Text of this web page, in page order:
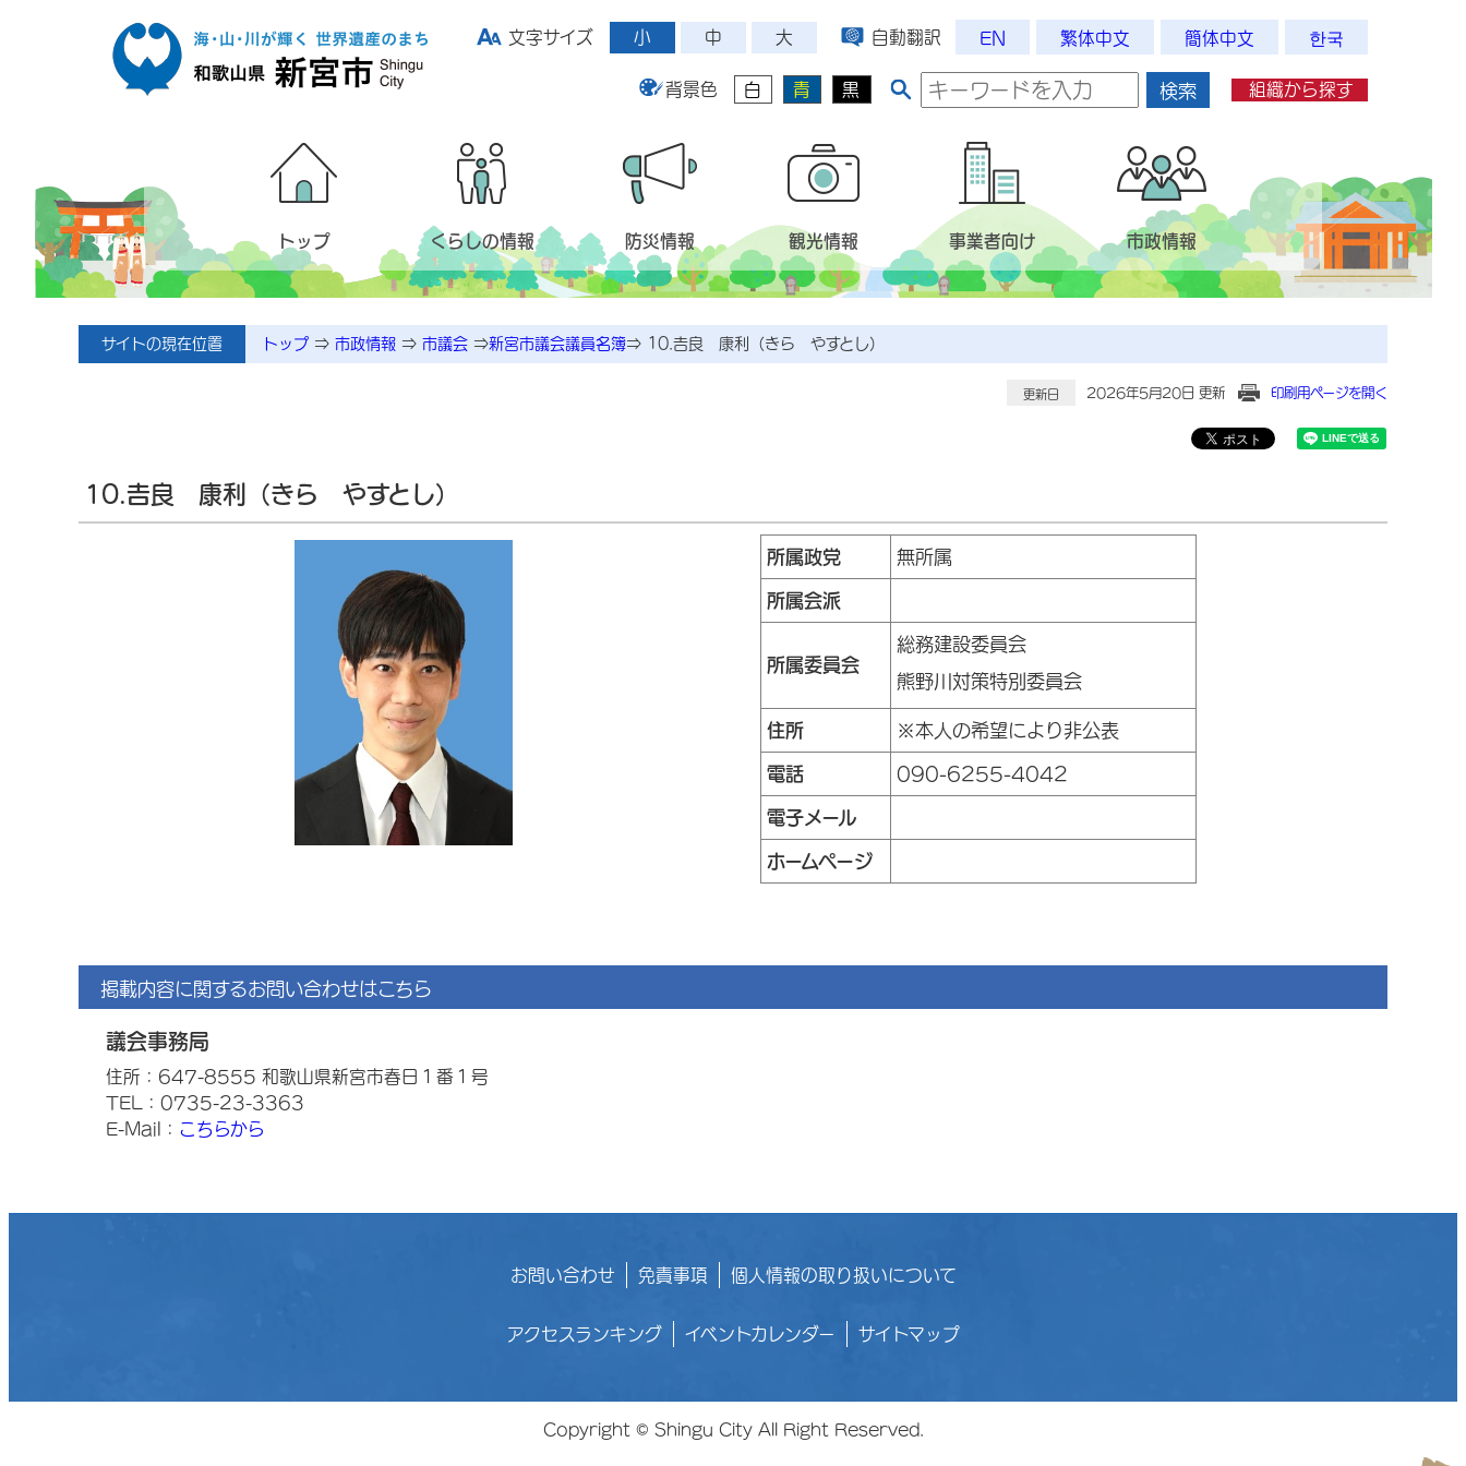
文字サイズ
小 中 大 自動翻訳 EN 繁体中文 簡体中文 한국
背景色 白 青 黒 検索 組織から探す
トップ くらしの情報 防災情報 観光情報 事業者向け 市政情報
サイトの現在位置 トップ ⇒ 市政情報 ⇒ 市議会 ⇒新宮市議会議員名簿⇒ 10.𠮷良 康利（きら やすとし）
更新日 2026年5月20日 更新 印刷用ページを開く
10.𠮷良 康利（きら やすとし）
所属政党 無所属
所属会派
所属委員会
総務建設委員会
熊野川対策特別委員会
住所 ※本人の希望により非公表
電話 090-6255-4042
電子メール
ホームページ
掲載内容に関するお問い合わせはこちら
議会事務局
住所：647-8555 和歌山県新宮市春日１番１号
TEL：0735-23-3363
E-Mail： こちらから
お問い合わせ 免責事項 個人情報の取り扱いについて
アクセスランキング イベントカレンダー サイトマップ
Copyright © Shingu City All Right Reserved.